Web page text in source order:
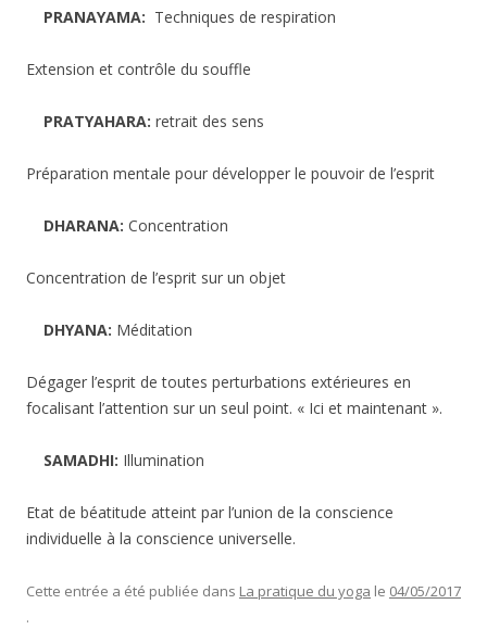
PRANAYAMA: Techniques de respiration
Extension et contrôle du souffle
PRATYAHARA: retrait des sens
Préparation mentale pour développer le pouvoir de l’esprit
DHARANA: Concentration
Concentration de l’esprit sur un objet
DHYANA: Méditation
Dégager l’esprit de toutes perturbations extérieures en
focalisant l’attention sur un seul point. « Ici et maintenant ».
SAMADHI: Illumination
Etat de béatitude atteint par l’union de la conscience
individuelle à la conscience universelle.
Cette entrée a été publiée dans La pratique du yoga le 04/05/2017
.